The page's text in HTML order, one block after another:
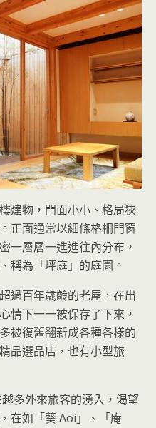
建物，門面小小、格局狹
正面通常以細條格柵門窗
一層層一進進往內分布，
稱為「坪庭」的庭園。
過百年歲齡的老屋，在出
情下一一被保存了下來，
被復舊翻新成各種各樣的
品選品店，也有小型旅
多外來旅客的湧入，渴望
在如「葵 Aoi」、「庵